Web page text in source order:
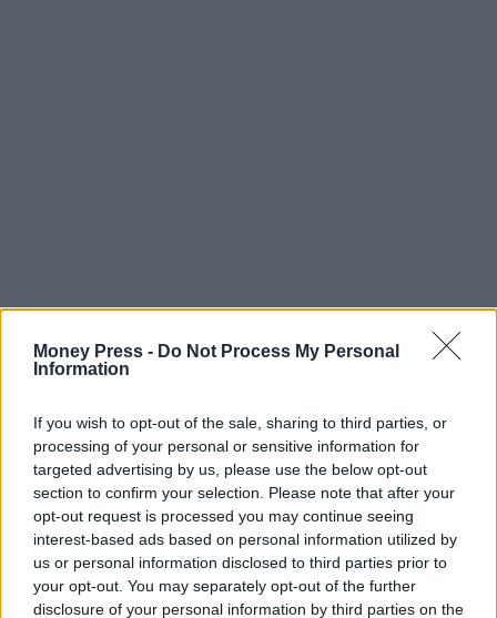
Money Press - Do Not Process My Personal
Information
If you wish to opt-out of the sale, sharing to third parties, or
processing of your personal or sensitive information for
targeted advertising by us, please use the below opt-out
section to confirm your selection. Please note that after your
opt-out request is processed you may continue seeing
interest-based ads based on personal information utilized by
us or personal information disclosed to third parties prior to
your opt-out. You may separately opt-out of the further
disclosure of your personal information by third parties on the